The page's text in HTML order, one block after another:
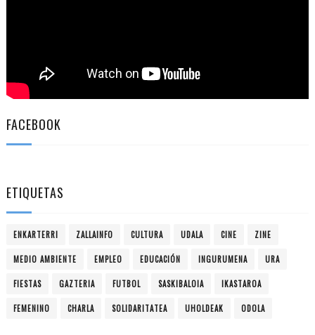
FACEBOOK
ETIQUETAS
ENKARTERRI ZALLAINFO CULTURA UDALA CINE ZINE
MEDIO AMBIENTE EMPLEO EDUCACIÓN INGURUMENA URA
FIESTAS GAZTERIA FUTBOL SASKIBALOIA IKASTAROA
FEMENINO CHARLA SOLIDARITATEA UHOLDEAK ODOLA